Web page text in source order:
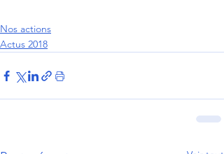
Nos actions
Actus 2018